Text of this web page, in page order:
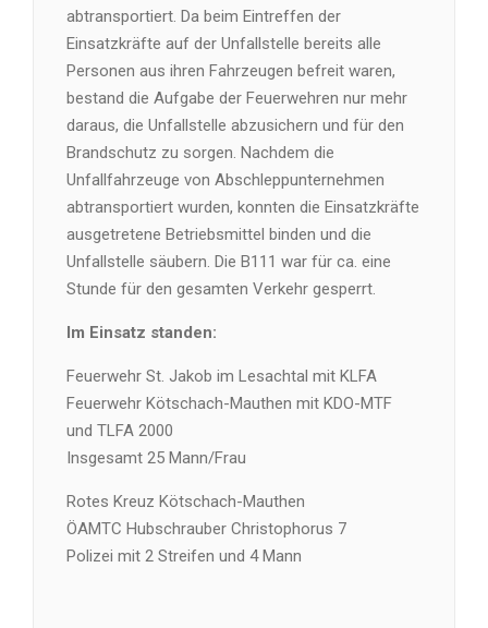
abtransportiert. Da beim Eintreffen der
Einsatzkräfte auf der Unfallstelle bereits alle
Personen aus ihren Fahrzeugen befreit waren,
bestand die Aufgabe der Feuerwehren nur mehr
daraus, die Unfallstelle abzusichern und für den
Brandschutz zu sorgen. Nachdem die
Unfallfahrzeuge von Abschleppunternehmen
abtransportiert wurden, konnten die Einsatzkräfte
ausgetretene Betriebsmittel binden und die
Unfallstelle säubern. Die B111 war für ca. eine
Stunde für den gesamten Verkehr gesperrt.
Im Einsatz standen:
Feuerwehr St. Jakob im Lesachtal mit KLFA
Feuerwehr Kötschach-Mauthen mit KDO-MTF
und TLFA 2000
Insgesamt 25 Mann/Frau
Rotes Kreuz Kötschach-Mauthen
ÖAMTC Hubschrauber Christophorus 7
Polizei mit 2 Streifen und 4 Mann